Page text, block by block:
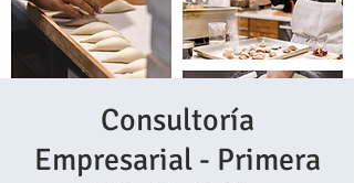
Consultoría
Empresarial - Primera